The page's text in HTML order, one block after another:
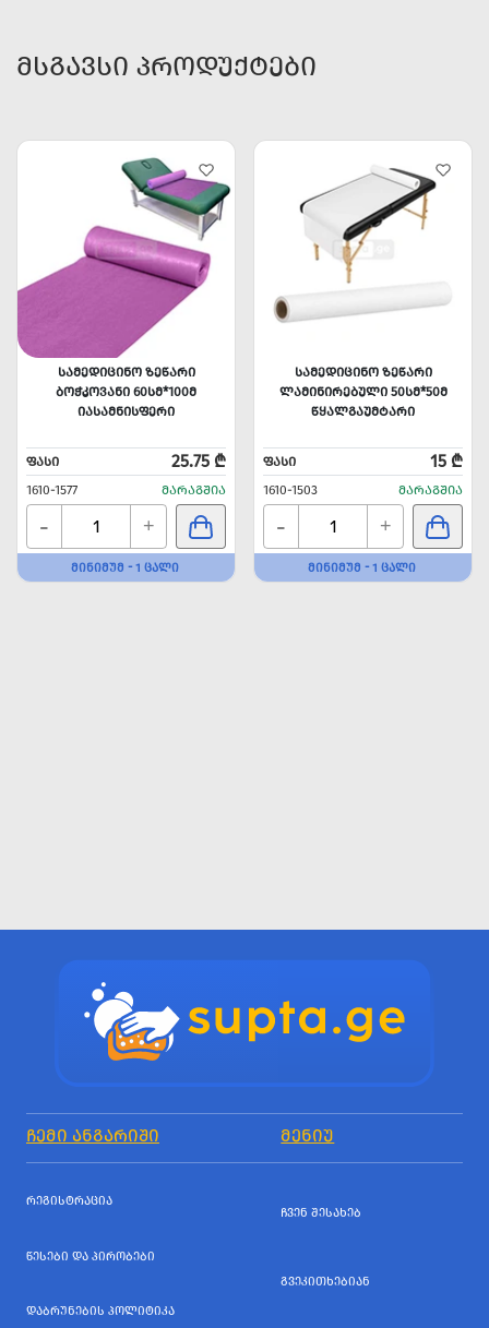
ᲛᲡᲒᲐᲕᲡᲘ ᲞᲠᲝᲓᲣᲥᲢᲔᲑᲘ
ᲡᲐᲛᲔᲓᲘᲪᲘᲜᲝ ᲖᲔᲬᲐᲠᲘ
ᲑᲝᲭᲙᲝᲕᲐᲜᲘ 60ᲡᲛ*100Მ
ᲘᲐᲡᲐᲛᲜᲘᲡᲤᲔᲠᲘ
ᲤᲐᲡᲘ 25.75 ₾
1610-1577 ᲛᲐᲠᲐᲒᲨᲘᲐ
- +
ᲛᲘᲜᲘᲛᲣᲛ - 1 ᲪᲐᲚᲘ
ᲡᲐᲛᲔᲓᲘᲪᲘᲜᲝ ᲖᲔᲬᲐᲠᲘ
ᲚᲐᲛᲘᲜᲘᲠᲔᲑᲣᲚᲘ 50ᲡᲛ*50Მ
ᲬᲧᲐᲚᲒᲐᲣᲛᲢᲐᲠᲘ
ᲤᲐᲡᲘ 15 ₾
1610-1503 ᲛᲐᲠᲐᲒᲨᲘᲐ
- +
ᲛᲘᲜᲘᲛᲣᲛ - 1 ᲪᲐᲚᲘ
ᲩᲔᲛᲘ ᲐᲜᲒᲐᲠᲘᲨᲘ ᲛᲔᲜᲘᲣ
ᲠᲔᲒᲘᲡᲢᲠᲐᲪᲘᲐ
ᲬᲔᲡᲔᲑᲘ ᲓᲐ ᲞᲘᲠᲝᲑᲔᲑᲘ
ᲓᲐᲑᲠᲣᲜᲔᲑᲘᲡ ᲞᲝᲚᲘᲢᲘᲙᲐ
ᲩᲕᲔᲜ ᲨᲔᲡᲐᲮᲔᲑ
ᲒᲕᲔᲙᲘᲗᲮᲔᲑᲘᲐᲜ